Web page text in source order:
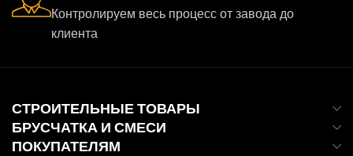
Контролируем весь процесс от завода до
клиента
СТРОИТЕЛЬНЫЕ ТОВАРЫ
БРУСЧАТКА И СМЕСИ
ПОКУПАТЕЛЯМ